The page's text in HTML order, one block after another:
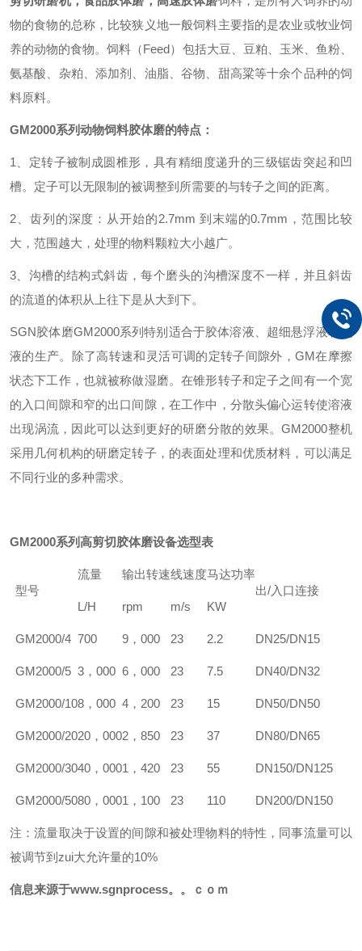
物的食物的总称，比较狭义地一般饲料主要指的是农业或牧业饲
养的动物的食物。饲料（Feed）包括大豆、豆粕、玉米、鱼粉、
氨基酸、杂粕、添加剂、油脂、谷物、甜高粱等十余个品种的饲
料原料。
GM2000系列动物饲料胶体磨的特点：
1、定转子被制成圆椎形，具有精细度递升的三级锯齿突起和凹
槽。定子可以无限制的被调整到所需要的与转子之间的距离。
2、齿列的深度：从开始的2.7mm 到末端的0.7mm，范围比较
大，范围越大，处理的物料颗粒大小越广。
3、沟槽的结构式斜齿，每个磨头的沟槽深度不一样，并且斜齿
的流道的体积从上往下是从大到下。
SGN胶体磨GM2000系列特别适合于胶体溶液、超细悬浮液和乳
液的生产。除了高转速和灵活可调的定转子间隙外， GM在摩擦
状态下工作，也就被称做湿磨。在锥形转子和定子之间有一个宽
的入口间隙和窄的出口间隙，在工作中，分散头偏心运转使溶液
出现涡流，因此可以达到更好的研磨分散的效果。GM2000整机
采用几何机构的研磨定转子，的表面处理和优质材料，可以满足
不同行业的多种需求。
GM2000系列高剪切胶体磨设备选型表
型号
流量
L/H
输出转速
rpm
线速度
m/s
马达功率
KW
出/入口连接
GM2000/4 700 9，000 23 2.2 DN25/DN15
GM2000/5 3，000 6，000 23 7.5 DN40/DN32
GM2000/108，000 4，200 23 15 DN50/DN50
GM2000/2020，0002，850 23 37 DN80/DN65
GM2000/3040，0001，420 23 55 DN150/DN125
GM2000/5080，0001，100 23 110 DN200/DN150
注：流量取决于设置的间隙和被处理物料的特性，同事流量可以
被调节到zui大允许量的10%
信息来源于www.sgnprocess。。ｃｏｍ